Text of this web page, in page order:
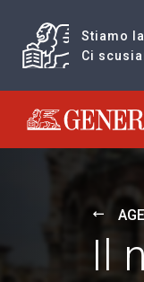
Stiamo
Ci
Generali logo
Il